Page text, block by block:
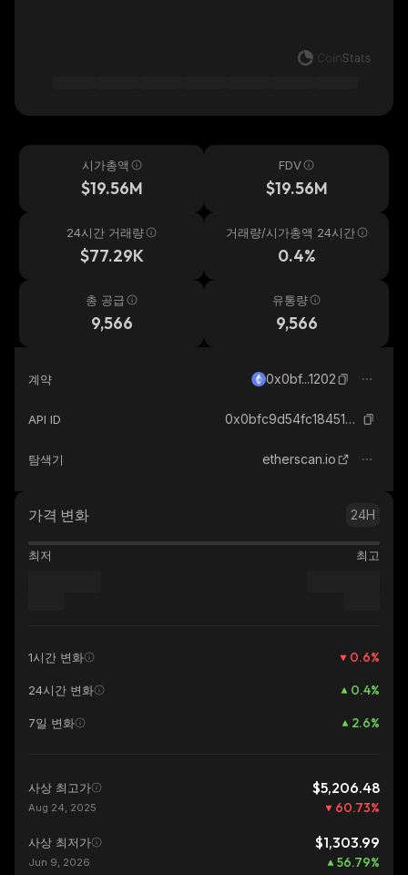
시가총액
$19.56M
FDV
$19.56M
24시간 거래량
$77.29K
거래량/시가총액 24시간
0.4%
총 공급
9,566
유통량
9,566
계약 0x0bf...1202
API ID 0x0bfc9d54fc184518a81162f8fb99c2eaca081202_ethereum
탐색기 etherscan.io
가격 변화 24H
최저 최고
1시간 변화 0.6%
24시간 변화 0.4%
7일 변화 2.6%
사상 최고가 $5,206.48
Aug 24, 2025 60.73%
사상 최저가 $1,303.99
Jun 9, 2026 56.79%